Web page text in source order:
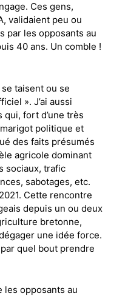
Ces gens,
validaient peu ou
par les opposants au
40 ans. Un comble !
taisent ou se
». J’ai aussi
fort d’une très
politique et
des faits présumés
agricole dominant
sociaux, trafic
sabotages, etc.
Cette rencontre
depuis un ou deux
bretonne,
une idée force.
quel bout prendre
les opposants au